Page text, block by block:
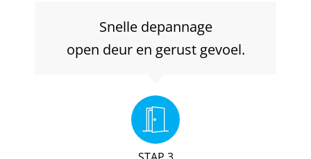
Snelle depannage
open deur en gerust gevoel.